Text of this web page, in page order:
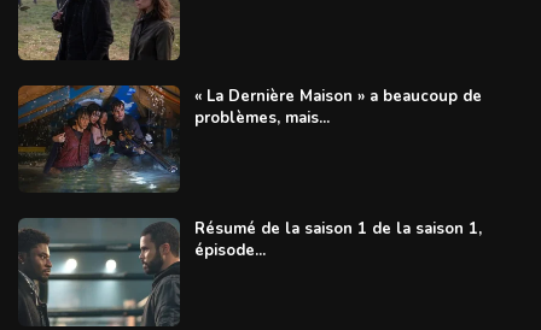
« La Dernière Maison » a beaucoup de
problèmes, mais...
Résumé de la saison 1 de la saison 1,
épisode...